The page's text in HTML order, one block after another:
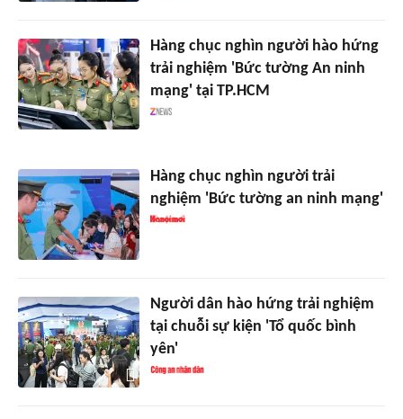
Hàng chục nghìn người hào hứng
trải nghiệm 'Bức tường An ninh
mạng' tại TP.HCM
Hàng chục nghìn người trải
nghiệm 'Bức tường an ninh mạng'
Người dân hào hứng trải nghiệm
tại chuỗi sự kiện 'Tổ quốc bình
yên'